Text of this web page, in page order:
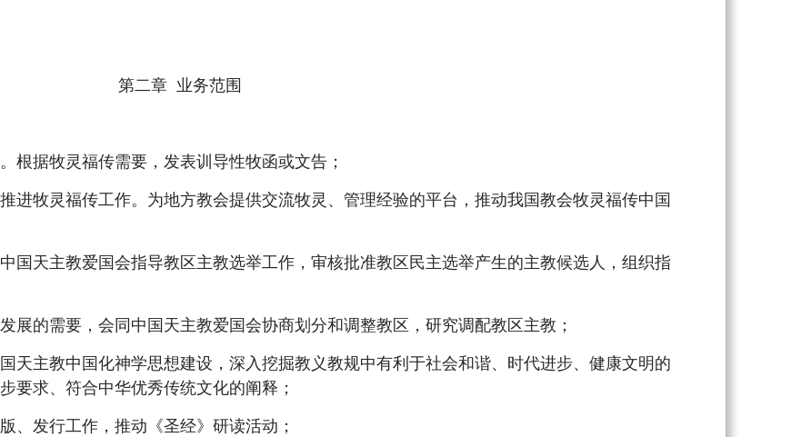
第二章 业务范围
据牧灵福传需要，发表训导性牧函或文告；
牧灵福传工作。为地方教会提供交流牧灵、管理经验的平台，推动我国教会牧灵福传中国
天主教爱国会指导教区主教选举工作，审核批准教区民主选举产生的主教候选人，组织指
的需要，会同中国天主教爱国会协商划分和调整教区，研究调配教区主教；
主教中国化神学思想建设，深入挖掘教义教规中有利于社会和谐、时代进步、健康文明的
要求、符合中华优秀传统文化的阐释；
发行工作，推动《圣经》研读活动；